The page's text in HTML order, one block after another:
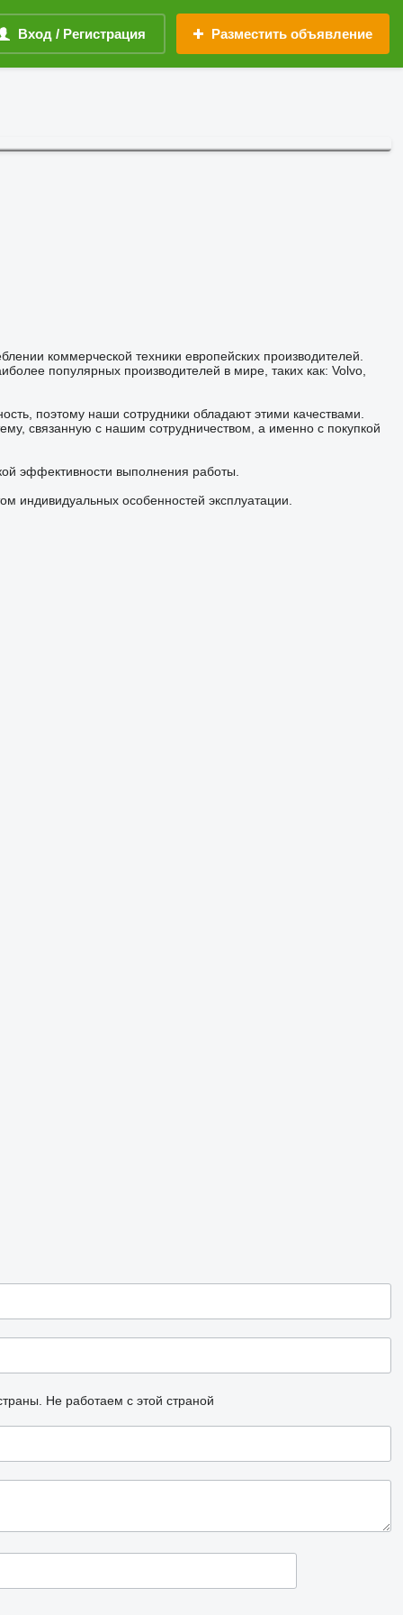
Вход / Регистрация Разместить объявление
коммерческой техники европейских производителей.
популярных производителей в мире, таких как: Volvo,
поэтому наши сотрудники обладают этими качествами.
связанную с нашим сотрудничеством, а именно с покупкой
эффективности выполнения работы.
особенностей эксплуатации.
Не работаем с этой страной